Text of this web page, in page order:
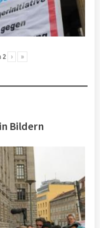
2 › »
Bildern